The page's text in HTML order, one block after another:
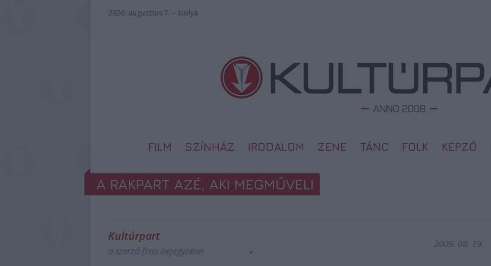
2026. augusztus 7. – Ibolya
FILM SZÍNHÁZ IRODALOM ZENE TÁNC FOLK KÉPZŐ
A RAKPART AZÉ, AKI MEGMŰVELI
Kultúrpart
a szerző friss bejegyzései
2009. 08. 19.